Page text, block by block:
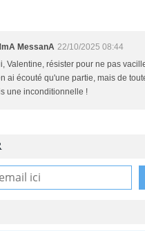
MessanA 22/10/2025 08:44
Valentine, résister pour ne pas
ai écouté qu'une partie, mais de
une inconditionnelle !